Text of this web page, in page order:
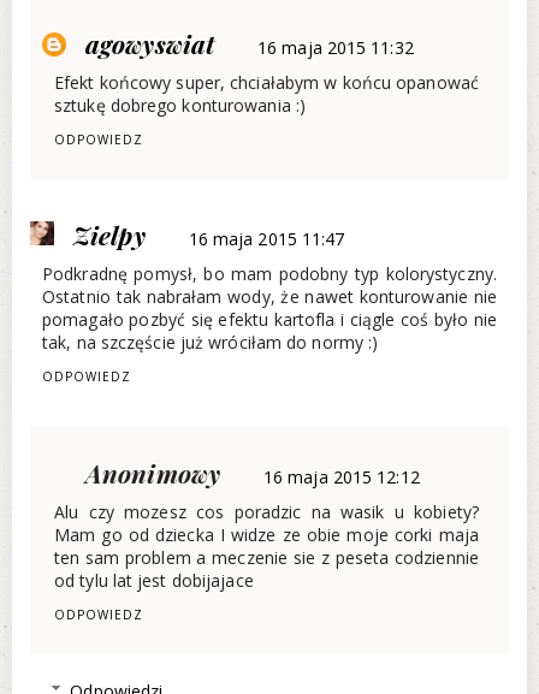
agowyswiat
16 maja 2015 11:32
Efekt końcowy super, chciałabym w końcu opanować
sztukę dobrego konturowania :)
ODPOWIEDZ
Zielpy
16 maja 2015 11:47
Podkradnę pomysł, bo mam podobny typ kolorystyczny.
Ostatnio tak nabrałam wody, że nawet konturowanie nie
pomagało pozbyć się efektu kartofla i ciągle coś było nie
tak, na szczęście już wróciłam do normy :)
ODPOWIEDZ
Anonimowy
16 maja 2015 12:12
Alu czy mozesz cos poradzic na wasik u kobiety?
Mam go od dziecka I widze ze obie moje corki maja
ten sam problem a meczenie sie z peseta codziennie
od tylu lat jest dobijajace
ODPOWIEDZ